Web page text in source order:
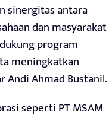
sinergitas antara
dan masyarakat
program
meningkatkan
Andi Ahmad Bustanil.
seperti PT MSAM